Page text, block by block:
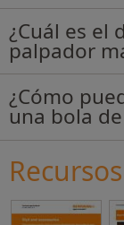
¿Cuál es el
palpador
¿Cómo
una bola